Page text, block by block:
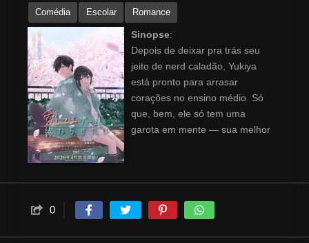
Comédia Escolar Romance
Sinopse:
Depois de deixar pra trás seu
jeito de nerd caladão, Yukiya
está pronto para arrasar
corações no ensino médio. Só
que, bem, ele só tem uma
garota em mente — sua melhor
encará-la da forma mais
0